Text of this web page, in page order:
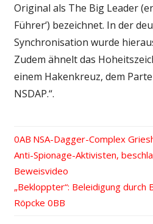
Original als The Big Leader
Führer‘) bezeichnet. In der
Synchronisation wurde
Zudem ähnelt das
einem Hakenkreuz, dem
NSDAP.“.
Beitrags-
Navigation
Vorheriger
Beitrag:
NSA-Dagger-Complex
Anti-Spionage-Aktivisten,
Beweisvideo
Nächster
Beitrag:
„Bekloppter“: Beleidigung durch
Röpcke